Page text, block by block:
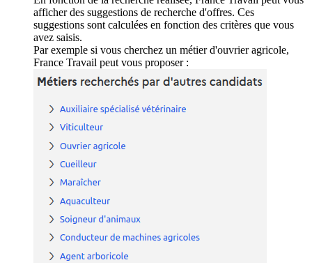
afficher des suggestions de recherche d'offres. Ces
suggestions sont calculées en fonction des critères que vous
avez saisis.
Par exemple si vous cherchez un métier d'ouvrier agricole,
France Travail peut vous proposer :